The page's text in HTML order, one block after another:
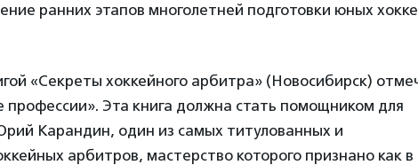
ранних этапов многолетней подготовки юных
«Секреты хоккейного арбитра» (Новосибирск)
Эта книга должна стать помощником для
Карандин, один из самых титулованных и
арбитров, мастерство которого признано как в